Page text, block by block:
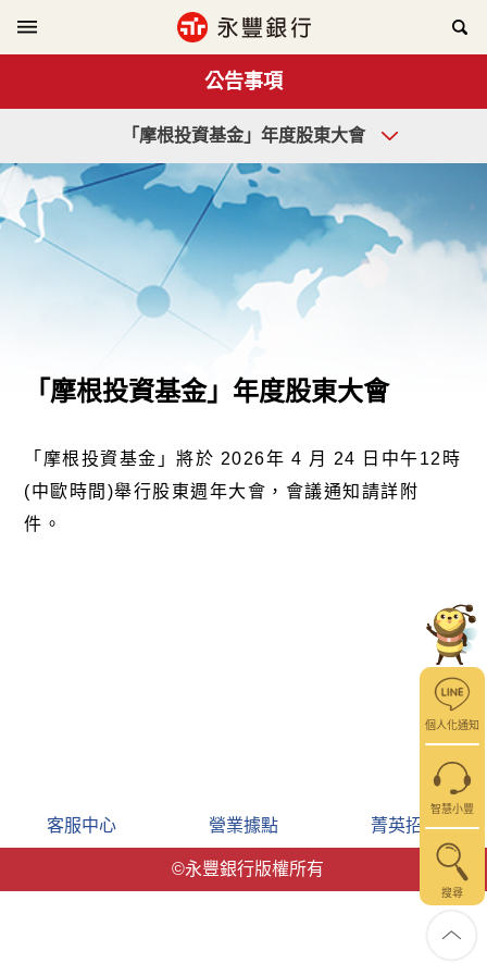
個人化通知
智慧小豐
搜尋
公告事項
「摩根投資基金」年度股東大會
「摩根投資基金」年度股東大會
「摩根投資基金」將於 2026年 4 月 24
日中午12時
(中歐時間)舉行股東週年大會，會議通知請詳 附
件 。
客服中心 營業據點 菁英招募
©永豐銀行版權所有